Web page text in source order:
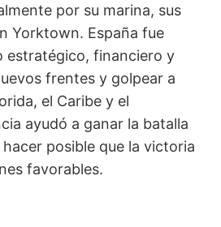
por su marina, sus
Yorktown. España fue
estratégico, financiero y
frentes y golpear a
el Caribe y el
ayudó a ganar la batalla
posible que la victoria
favorables.